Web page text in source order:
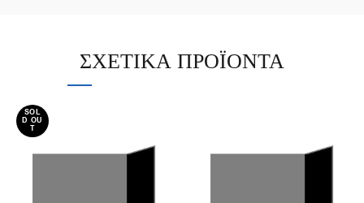
ΣΧΕΤΙΚΆ ΠΡΟΪΌΝΤΑ
SOL
D OU
T